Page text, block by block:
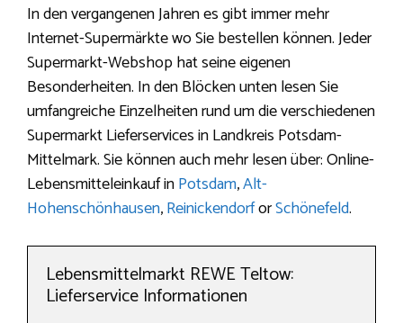
In den vergangenen Jahren es gibt immer mehr
Internet-Supermärkte wo Sie bestellen können. Jeder
Supermarkt-Webshop hat seine eigenen
Besonderheiten. In den Blöcken unten lesen Sie
umfangreiche Einzelheiten rund um die verschiedenen
Supermarkt Lieferservices in Landkreis Potsdam-
Mittelmark. Sie können auch mehr lesen über: Online-
Lebensmitteleinkauf inPotsdam,Alt-
Hohenschönhausen,ReinickendorforSchönefeld.
Lebensmittelmarkt REWE Teltow:
Lieferservice Informationen